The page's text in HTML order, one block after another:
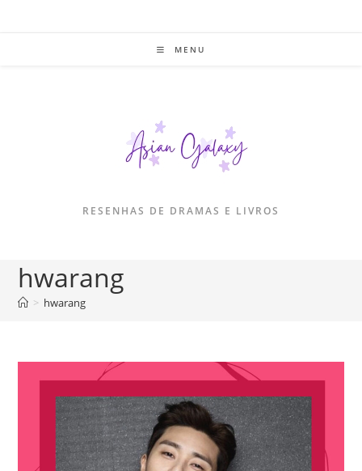
MENU
RESENHAS DE DRAMAS E LIVROS
hwarang
> hwarang